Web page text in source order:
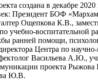
создана в декабре 2020
Президент БОФ
Ощепкова К.В.,
учебно-воспитательной
ранней помощи,
Центра по
Васильева А.Ю.,
проекта Рыжова
Ю.В.